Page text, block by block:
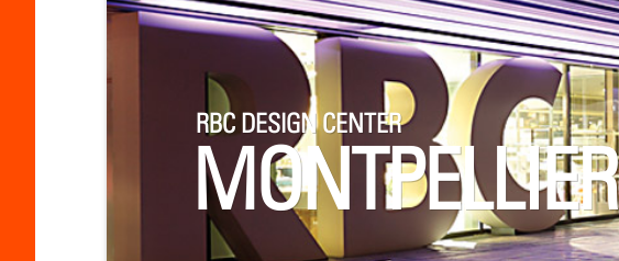
RBC DESIGN CENTER
MONTPELLIER